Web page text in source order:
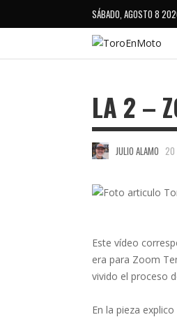
SÁBADO, AGOSTO 8
LA 2 –
JULIO ALAMO 20
Este vídeo
era para Zoom
vivido el proceso
En la pieza